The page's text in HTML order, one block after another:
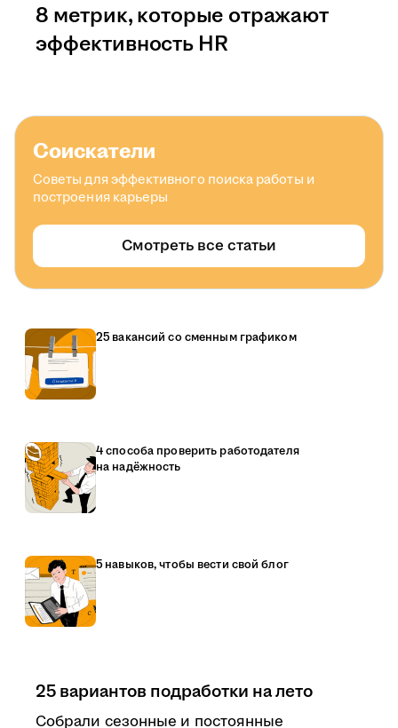
8 метрик, которые отражают
эффективность HR
Соискатели
Советы для эффективного поиска работы и
построения карьеры
Смотреть все статьи
25 вакансий со сменным графиком
4 способа проверить работодателя
на надёжность
5 навыков, чтобы вести свой блог
25 вариантов подработки на лето
Собрали сезонные и постоянные